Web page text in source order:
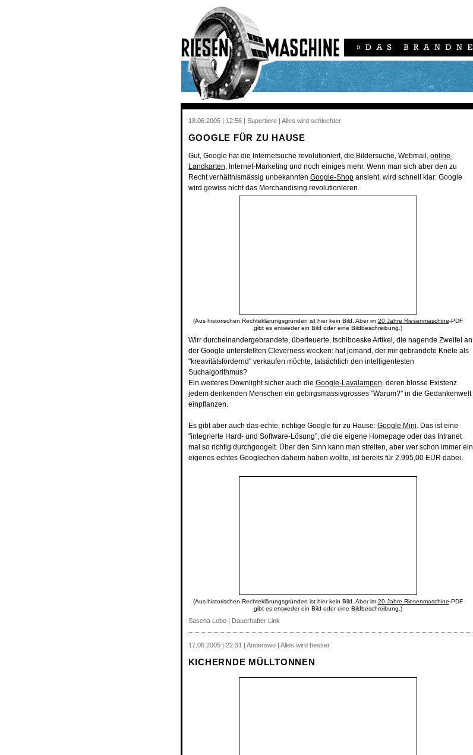
18.06.2005 | 12:56 | Supertiere | Alles wird schlechter
GOOGLE FÜR ZU HAUSE
Gut, Google hat die Internetsuche revolutioniert, die Bildersuche, Webmail, online-
Landkarten, Internet-Marketing und noch einiges mehr. Wenn man sich aber den zu
Recht verhältnismässig unbekannten Google-Shopansieht, wird schnell klar: Google
wird gewiss nicht das Merchandising revolutionieren.
(Aus historischen Rechteklärungsgründen ist hier kein Bild. Aber im 20 Jahre Riesenmaschine-PDF
gibt es entweder ein Bild oder eine Bildbeschreibung.)
Wirr durcheinandergebrandete, überteuerte, tschiboeske Artikel, die nagende Zweifel an
der Google unterstellten Cleverness wecken: hat jemand, der mir gebrandete Knete als
"kreavitätsfördernd" verkaufen möchte, tatsächlich den intelligentesten
Suchalgorithmus?
Ein weiteres Downlight sicher auch die Google-Lavalampen, deren blosse Existenz
jedem denkenden Menschen ein gebirgsmassivgrosses "Warum?" in die Gedankenwelt
einpflanzen.
Es gibt aber auch das echte, richtige Google für zu Hause: Google Mini. Das ist eine
"integrierte Hard- und Software-Lösung", die die eigene Homepage oder das Intranet
mal so richtig durchgoogelt. Über den Sinn kann man streiten, aber wer schon immer ein
eigenes echtes Googlechen daheim haben wollte, ist bereits für 2.995,00 EUR dabei.
(Aus historischen Rechteklärungsgründen ist hier kein Bild. Aber im 20 Jahre Riesenmaschine-PDF
gibt es entweder ein Bild oder eine Bildbeschreibung.)
Sascha Lobo| Dauerhafter Link
17.06.2005 | 22:31 | Anderswo | Alles wird besser
KICHERNDE MÜLLTONNEN